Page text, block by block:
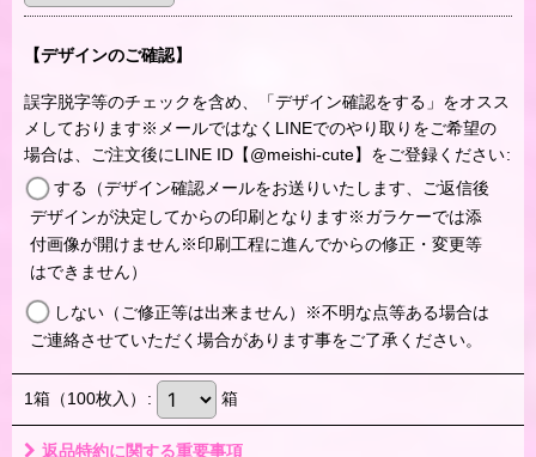
【デザインのご確認】
誤字脱字等のチェックを含め、「デザイン確認をする」をオスス
メしております※メールではなくLINEでのやり取りをご希望の
場合は、ご注文後にLINE ID【@meishi-cute】をご登録ください:
する（デザイン確認メールをお送りいたします、ご返信後
デザインが決定してからの印刷となります※ガラケーでは添
付画像が開けません※印刷工程に進んでからの修正・変更等
はできません）
しない（ご修正等は出来ません）※不明な点等ある場合は
ご連絡させていただく場合があります事をご了承ください。
1箱（100枚入） : 箱
返品特約に関する重要事項